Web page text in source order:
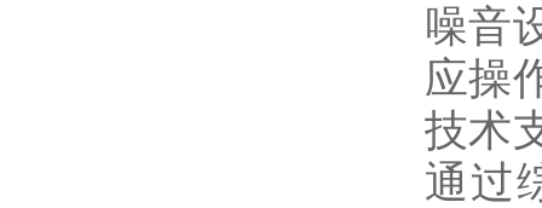
噪音
应操
技术
通过